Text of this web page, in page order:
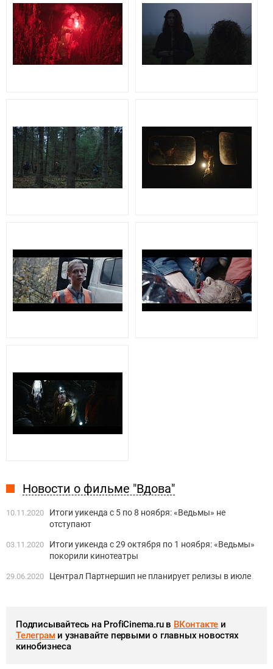
Новости о фильме "Вдова"
10.11.2020
Итоги уикенда с 5 по 8 ноября: «Ведьмы» не
отступают
03.11.2020
Итоги уикенда с 29 октября по 1 ноября: «Ведьмы»
покорили кинотеатры
29.06.2020 Централ Партнершип не планирует релизы в июле
Подписывайтесь на ProfiCinema.ru в ВКонтакте и
Телеграми узнавайте первыми о главных новостях
кинобизнеса